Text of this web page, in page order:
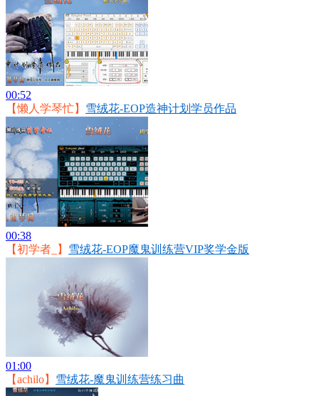
00:52
【懒人学琴忙】 雪绒花-EOP造神计划学员作品
00:38
【初学者_】 雪绒花-EOP魔鬼训练营VIP奖学金版
01:00
【achilo】 雪绒花-魔鬼训练营练习曲